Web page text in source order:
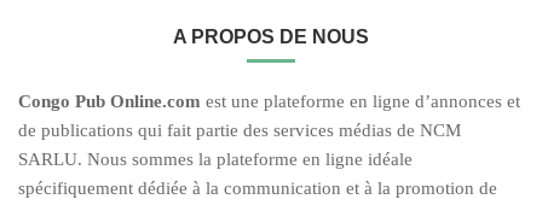
A PROPOS DE NOUS
Congo Pub Online.com est une plateforme en ligne d’annonces et
de publications qui fait partie des services médias de NCM
SARLU. Nous sommes la plateforme en ligne idéale
spécifiquement dédiée à la communication et à la promotion de